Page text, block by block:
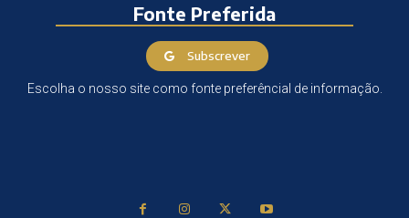
Fonte Preferida
Subscrever
Escolha o nosso site como fonte preferêncial de informação.